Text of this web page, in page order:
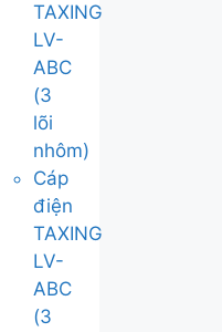
TAXING
LV-
ABC
(3
lõi
nhôm)
Cáp
điện
TAXING
LV-
ABC
(3